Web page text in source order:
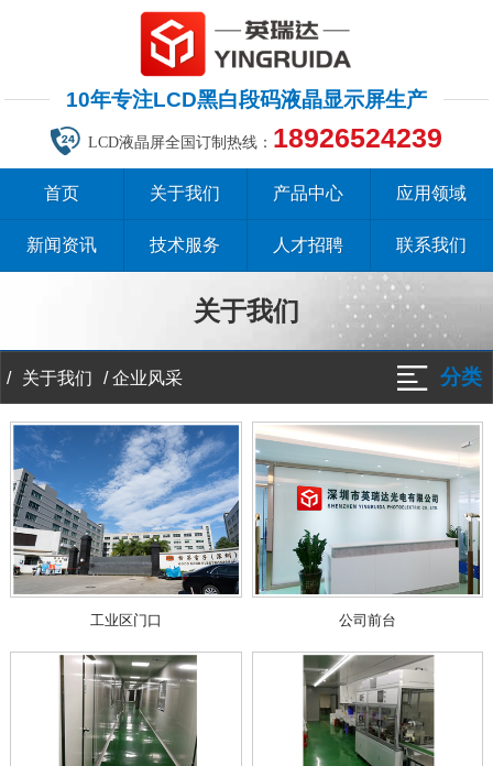
10年专注LCD黑白段码液晶显示屏生产
LCD液晶屏全国订制热线： 18926524239
首页 关于我们 产品中心 应用领域
新闻资讯 技术服务 人才招聘 联系我们
关于我们
/ 关于我们 /企业风采 分类
工业区门口 公司前台